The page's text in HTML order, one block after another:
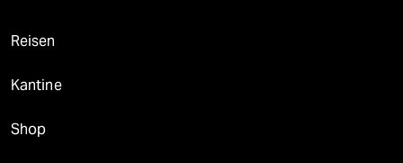
Reisen
Kantine
Shop